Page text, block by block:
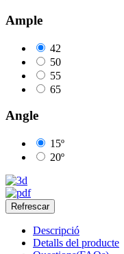
Ample
42
50
55
65
Angle
15º
20º
Descripció
Detalls del producte